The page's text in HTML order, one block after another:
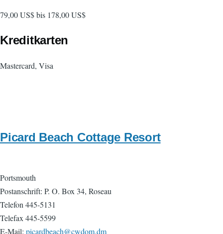
79,00 US$ bis 178,00 US$
Kreditkarten
Mastercard, Visa
Picard Beach Cottage Resort
Portsmouth
Postanschrift: P. O. Box 34, Roseau
Telefon 445-5131
Telefax 445-5599
E-Mail: picardbeach@cwdom.dm